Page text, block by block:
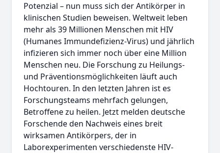
Potenzial – nun muss sich der Antikörper in
klinischen Studien beweisen. Weltweit leben
mehr als 39 Millionen Menschen mit HIV
(Humanes Immundefizienz-Virus) und jährlich
infizieren sich immer noch über eine Million
Menschen neu. Die Forschung zu Heilungs-
und Präventionsmöglichkeiten läuft auch
Hochtouren. In den letzten Jahren ist es
Forschungsteams mehrfach gelungen,
Betroffene zu heilen. Jetzt melden deutsche
Forschende den Nachweis eines breit
wirksamen Antikörpers, der in
Laborexperimenten verschiedenste HIV-